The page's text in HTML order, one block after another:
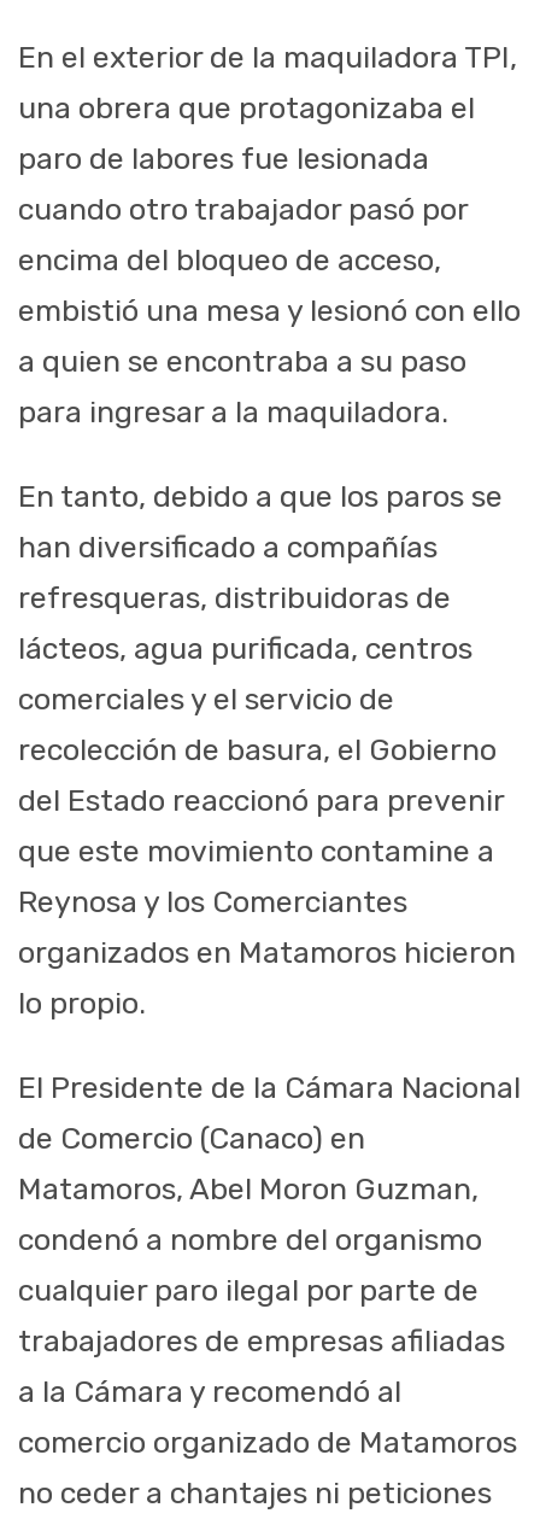
En el exterior de la maquiladora TPI,
una obrera que protagonizaba el
paro de labores fue lesionada
cuando otro trabajador pasó por
encima del bloqueo de acceso,
embistió una mesa y lesionó con ello
a quien se encontraba a su paso
para ingresar a la maquiladora.
En tanto, debido a que los paros se
han diversificado a compañías
refresqueras, distribuidoras de
lácteos, agua purificada, centros
comerciales y el servicio de
recolección de basura, el Gobierno
del Estado reaccionó para prevenir
que este movimiento contamine a
Reynosa y los Comerciantes
organizados en Matamoros hicieron
lo propio.
El Presidente de la Cámara Nacional
de Comercio (Canaco) en
Matamoros, Abel Moron Guzman,
condenó a nombre del organismo
cualquier paro ilegal por parte de
trabajadores de empresas afiliadas
a la Cámara y recomendó al
comercio organizado de Matamoros
no ceder a chantajes ni peticiones